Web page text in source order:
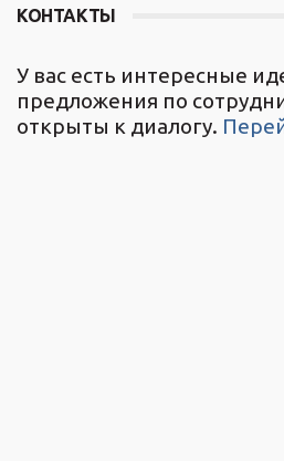
КОНТАКТЫ
У вас есть интересные
предложения по
открыты к диалогу.